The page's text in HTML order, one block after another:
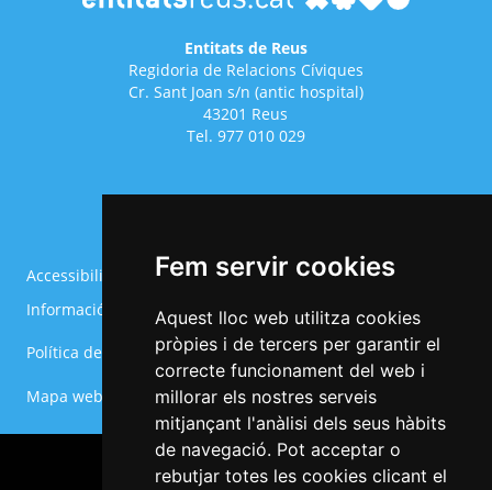
Fem servir cookies
Aquest lloc web utilitza cookies
pròpies i de tercers per garantir el
correcte funcionament del web i
millorar els nostres serveis
mitjançant l'anàlisi dels seus hàbits
de navegació. Pot acceptar o
rebutjar totes les cookies clicant el
Entitats de Reus
Regidoria de Relacions Cíviques
Cr. Sant Joan s/n (antic hospital)
43201 Reus
Tel. 977 010 029
del
Accessibilitat
Avís legal
Informació Bàsica RGPD
Política de cookies
Política de privacitat
Configurar cookies
Mapa web